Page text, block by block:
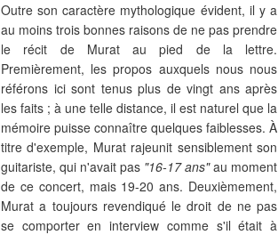
Outre son caractère mythologique évident, il y a
au moins trois bonnes raisons de ne pas prendre
le récit de Murat au pied de la lettre.
Premièrement, les propos auxquels nous nous
référons ici sont tenus plus de vingt ans après
les faits ; à une telle distance, il est naturel que la
mémoire puisse connaître quelques faiblesses. À
titre d'exemple, Murat rajeunit sensiblement son
guitariste, qui n'avait pas "16-17 ans"au moment
de ce concert, mais 19-20 ans. Deuxièmement,
Murat a toujours revendiqué le droit de ne pas
se comporter en interview comme s'il était à